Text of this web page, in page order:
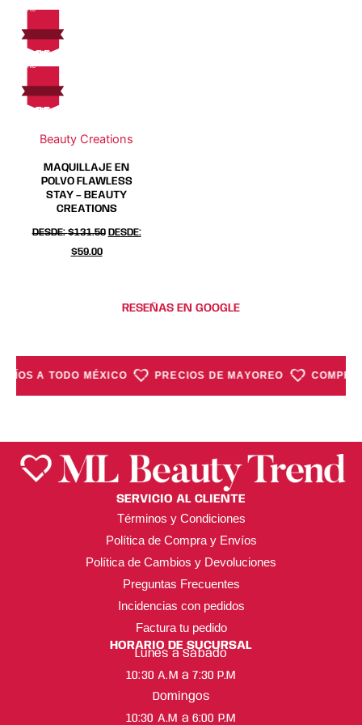
On Sale
¡Sale!
%
Off
55
73$
55%
73
$
On Sale
¡Sale!
%
Off
55
73$
55%
73
$
Beauty Creations
MAQUILLAJE EN
POLVO FLAWLESS
STAY – BEAUTY
CREATIONS
DESDE:$131.50 DESDE:
$59.00
RESEÑAS EN GOOGLE
A TODO MÉXICO PRECIOS DE MAYOREO
SERVICIO AL CLIENTE
Términos y Condiciones
Política de Compra y Envíos
Política de Cambios y Devoluciones
Preguntas Frecuentes
Incidencias con pedidos
Factura tu pedido
HORARIO DE SUCURSAL
Lunes a Sábado
10:30 A.M a 7:30 P.M
Domingos
10:30 A.M a 6:00 P.M